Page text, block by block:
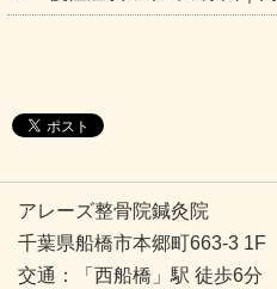
アレーズ整骨院鍼灸院
千葉県船橋市本郷町663-3 1F
交通：「西船橋」駅 徒歩6分